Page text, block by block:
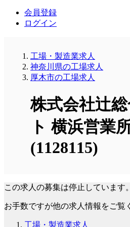
会員登録
ログイン
工場・製造業求人
神奈川県の工場求人
厚木市の工場求人
株式会社辻
ト 横浜営業
(1128115)
この求人の募集は停止しています。
お手数ですが他の求人情報をご覧
工場・製造業求人